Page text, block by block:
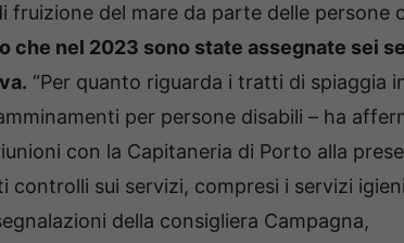
fruizione del mare da parte delle persone
che nel 2023 sono state assegnate sei
“Per quanto riguarda i tratti di spiaggia
per persone disabili – ha
con la Capitaneria di Porto alla
sui servizi, compresi i servizi
della consigliera Campagna,